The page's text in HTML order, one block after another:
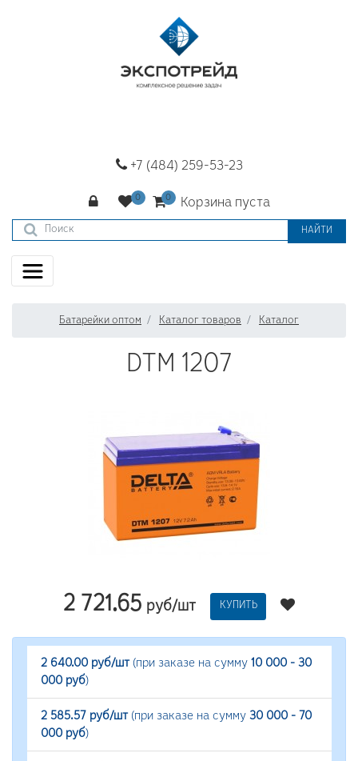
+7 (484) 259-53-23
Корзина пуста
НАЙТИ
Батарейки оптом Каталог товаров Каталог
DTM 1207
2 721.65 руб/шт КУПИТЬ
2 640.00 руб/шт(при заказе на сумму 10 000 - 30
000 руб)
2 585.57 руб/шт(при заказе на сумму 30 000 - 70
000 руб)